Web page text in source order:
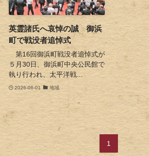
英霊諸氏へ哀悼の誠 御浜
町で戦没者追悼式
第16回御浜町戦没者追悼式が
５月30日、御浜町中央公民館で
執り行われ、太平洋戦...
2026-06-01 地域
1